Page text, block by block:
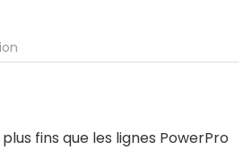
fins que les lignes PowerPro